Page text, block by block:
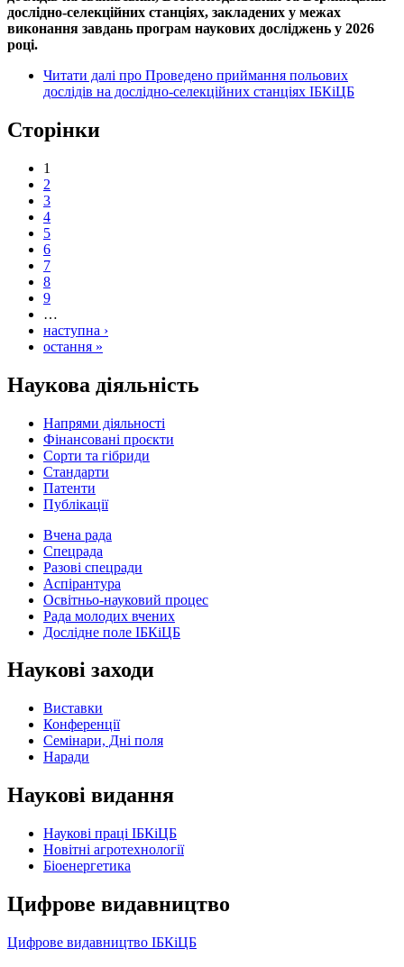
дослідно-селекційних станціях, закладених у межах
виконання завдань програм наукових досліджень у 2026
році.
Читати далі про Проведено приймання польових
дослідів на дослідно-селекційних станціях ІБКіЦБ
Сторінки
1
2
3
4
5
6
7
8
9
…
наступна ›
остання »
Наукова діяльність
Напрями діяльності
Фінансовані проєкти
Сорти та гібриди
Стандарти
Патенти
Публікації
Вчена рада
Спецрада
Разові спецради
Аспірантура
Освітньо-науковий процес
Рада молодих вчених
Дослідне поле ІБКіЦБ
Наукові заходи
Виставки
Конференції
Семінари, Дні поля
Наради
Наукові видання
Наукові праці ІБКіЦБ
Новітні агротехнології
Бiоенергетика
Цифрове видавництво
Цифрове видавництво ІБКіЦБ